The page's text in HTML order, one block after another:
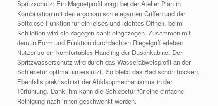
Spritzschutz: Ein Magnetprofil sorgt bei der Atelier Plan in
Kombination mit den ergonomisch eleganten Griffen und der
Softclose-Funktion für ein leises und leichtes Öffnen, beim
Schließen wird sie dagegen sanft eingezogen. Zusammen mit
dem in Form und Funktion durchdachten Riegelgriff erleben
Nutzer so ein komfortables Handling der Duschkabine. Der
Spritzwasserschutz wird durch das Wasserabweisprofil an der
Schiebetür optimal unterstützt. So bleibt das Bad schön trocken.
Ebenfalls praktisch ist der Abklappmechanismus in der
Türführung. Dank ihm kann die Schiebetür für eine einfache
Reinigung nach innen geschwenkt werden.